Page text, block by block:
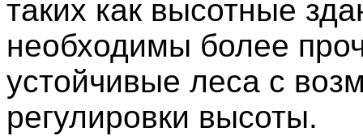
таких как высотные
необходимы более
устойчивые леса с
регулировки высоты.